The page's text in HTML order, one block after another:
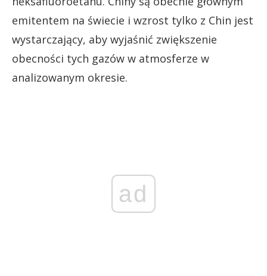
emitentem na świecie i wzrost tylko z Chin jest
wystarczający, aby wyjaśnić zwiększenie
obecności tych gazów w atmosferze w
analizowanym okresie.
ad